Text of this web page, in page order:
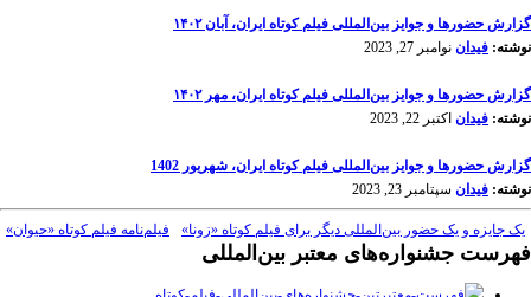
گزارش حضورها و جوایز بین‌المللی فیلم کوتاه ایران، آبان ۱۴۰۲
نوشته: فیدان نوامبر 27, 2023
گزارش حضورها و جوایز بین‌المللی فیلم کوتاه ایران، مهر ۱۴۰۲
نوشته: فیدان اکتبر 22, 2023
گزارش حضورها و جوایز بین‌المللی فیلم کوتاه ایران، شهریور 1402
نوشته: فیدان سپتامبر 23, 2023
یک جایزه و یک حضور بین‌المللی دیگر برای فیلم کوتاه «زونا» فیلم‌نامه فیلم کوتاه «حیوان»
فهرست جشنواره‌های معتبر بین‌المللی